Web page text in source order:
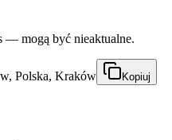
— mogą być nieaktualne.
Polska, Kraków Kopiuj